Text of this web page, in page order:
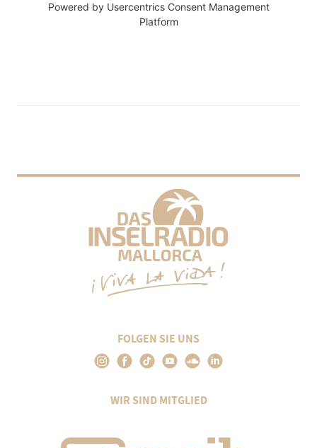
Powered by Usercentrics Consent Management
Platform
FOLGEN SIE UNS
WIR SIND MITGLIED